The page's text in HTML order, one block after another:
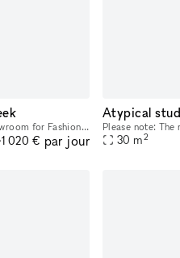
Exceptional rental of our showroom for Fashion Week! 60m2 in the heart of the marais so very easy access for your clients during this busy week Desks can be moved into the main room An elegant and m
1 020 € par jour 30 m2